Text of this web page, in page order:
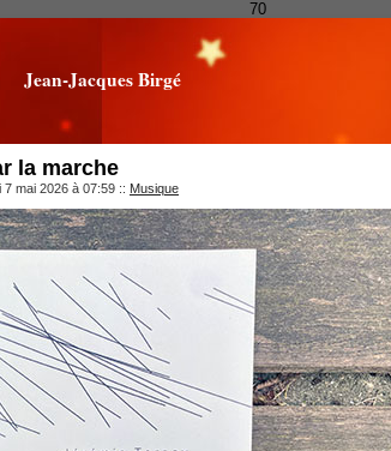
70
Jean-Jacques Birgé
la marche
mai 2026 à 07:59 :: Musique